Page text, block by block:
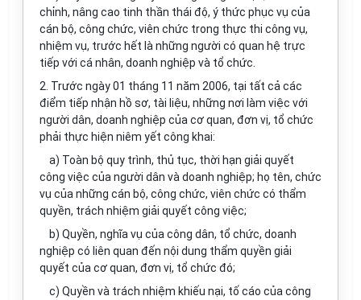
chỉnh, nâng cao tinh thần thái độ, ý thức phục vụ của
cán bộ, công chức, viên chức trong thực thi công vụ,
nhiệm vụ, trước hết là những người có quan hệ trực
tiếp với cá nhân, doanh nghiệp và tổ chức.
2. Trước ngày 01 tháng 11 năm 2006, tại tất cả các
điểm tiếp nhận hồ sơ, tài liệu, những nơi làm việc với
người dân, doanh nghiệp của cơ quan, đơn vị, tổ chức
phải thực hiện niêm yết công khai:
a) Toàn bộ quy trình, thủ tục, thời hạn giải quyết
công việc của người dân và doanh nghiệp; họ tên, chức
vụ của những cán bộ, công chức, viên chức có thẩm
quyền, trách nhiệm giải quyết công việc;
b) Quyền, nghĩa vụ của công dân, tổ chức, doanh
nghiệp có liên quan đến nội dung thẩm quyền giải
quyết của cơ quan, đơn vị, tổ chức đó;
c) Quyền và trách nhiệm khiếu nại, tố cáo của công